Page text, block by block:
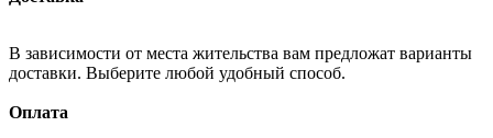
В зависимости от места жительства вам предложат варианты
доставки. Выберите любой удобный способ.
Оплата